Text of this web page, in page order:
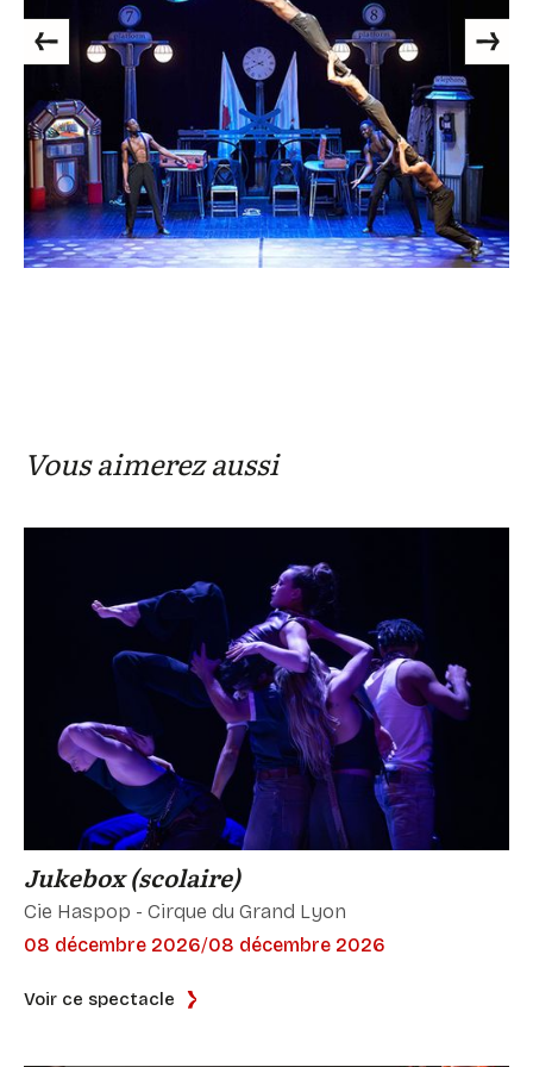
Previous Next
Vous aimerez aussi
Jukebox (scolaire)
Cie Haspop - Cirque du Grand Lyon
08 décembre 2026/08 décembre 2026
Voir ce spectacle